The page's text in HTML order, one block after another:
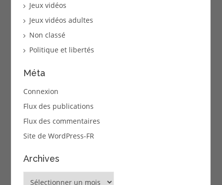
Jeux vidéos
Jeux vidéos adultes
Non classé
Politique et libertés
Méta
Connexion
Flux des publications
Flux des commentaires
Site de WordPress-FR
Archives